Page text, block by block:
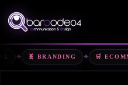
BRANDING ✦ 🛒 ECOMMERCE